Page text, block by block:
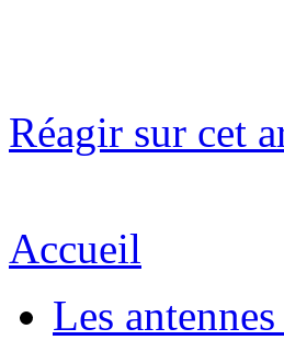
Réagir sur cet
Accueil
Les